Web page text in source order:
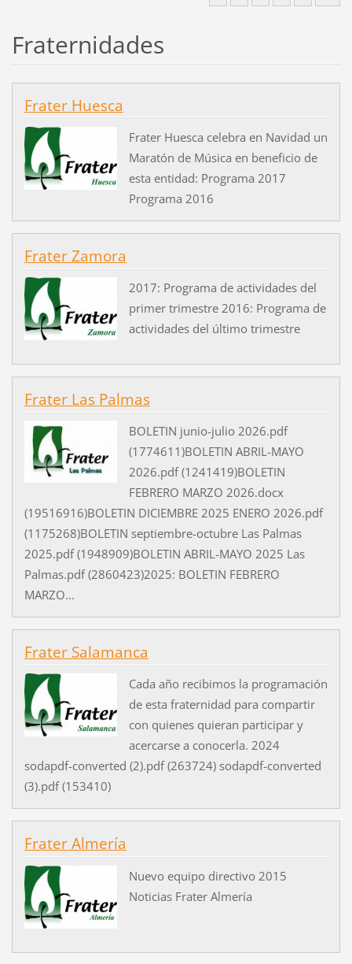
Fraternidades
Frater Huesca
Frater Huesca celebra en Navidad un
Maratón de Música en beneficio de
esta entidad: Programa 2017
Programa 2016
Frater Zamora
2017: Programa de actividades del
primer trimestre 2016: Programa de
actividades del último trimestre
Frater Las Palmas
BOLETIN junio-julio 2026.pdf
(1774611)BOLETIN ABRIL-MAYO
2026.pdf (1241419)BOLETIN
FEBRERO MARZO 2026.docx
(19516916)BOLETIN DICIEMBRE 2025 ENERO 2026.pdf
(1175268)BOLETIN septiembre-octubre Las Palmas
2025.pdf (1948909)BOLETIN ABRIL-MAYO 2025 Las
Palmas.pdf (2860423)2025: BOLETIN FEBRERO
MARZO...
Frater Salamanca
Cada año recibimos la programación
de esta fraternidad para compartir
con quienes quieran participar y
acercarse a conocerla. 2024
sodapdf-converted (2).pdf (263724) sodapdf-converted
(3).pdf (153410)
Frater Almería
Nuevo equipo directivo 2015
Noticias Frater Almería